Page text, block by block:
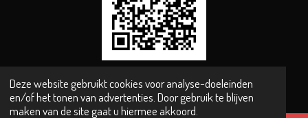
Deze website gebruikt cookies voor analyse-doeleinden
en/of het tonen van advertenties. Door gebruik te blijven
maken van de site gaat u hiermee akkoord.
© 2024 slagerijderoode.nl powered by scheelings&dochter